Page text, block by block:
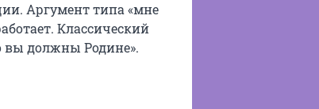
Аргумент типа «мне
Классический
вы должны Родине».